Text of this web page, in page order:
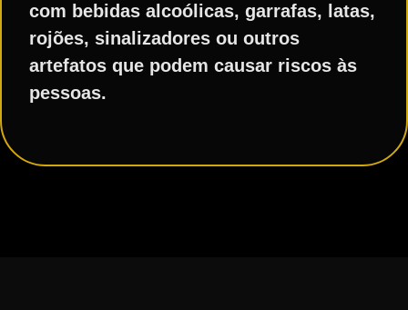
com bebidas alcoólicas, garrafas, latas,
rojões, sinalizadores ou outros
artefatos que podem causar riscos às
pessoas.